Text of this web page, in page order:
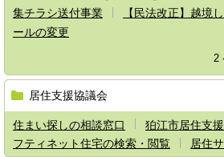
集チラシ送付事業
【民法改正】越境
ールの変更
2
居住支援協議会
住まい探しの相談窓口 狛江市居住支
フティネット住宅の検索・閲覧
居住